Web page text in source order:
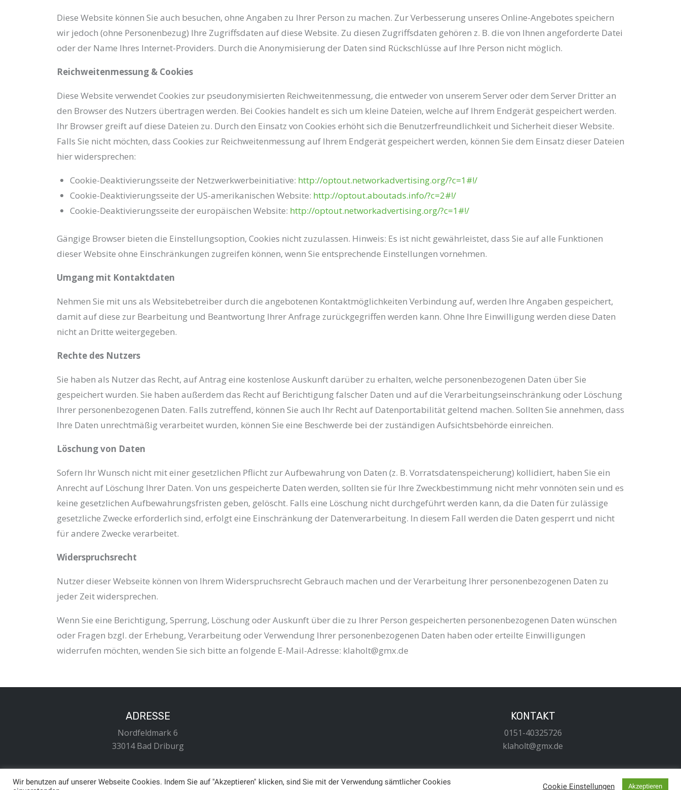
Diese Website können Sie auch besuchen, ohne Angaben zu Ihrer Person zu machen. Zur Verbesserung unseres Online-Angebotes speichern
wir jedoch (ohne Personenbezug) Ihre Zugriffsdaten auf diese Website. Zu diesen Zugriffsdaten gehören z. B. die von Ihnen angeforderte Datei
oder der Name Ihres Internet-Providers. Durch die Anonymisierung der Daten sind Rückschlüsse auf Ihre Person nicht möglich.
Reichweitenmessung & Cookies
Diese Website verwendet Cookies zur pseudonymisierten Reichweitenmessung, die entweder von unserem Server oder dem Server Dritter an
den Browser des Nutzers übertragen werden. Bei Cookies handelt es sich um kleine Dateien, welche auf Ihrem Endgerät gespeichert werden.
Ihr Browser greift auf diese Dateien zu. Durch den Einsatz von Cookies erhöht sich die Benutzerfreundlichkeit und Sicherheit dieser Website.
Falls Sie nicht möchten, dass Cookies zur Reichweitenmessung auf Ihrem Endgerät gespeichert werden, können Sie dem Einsatz dieser Dateien
hier widersprechen:
Cookie-Deaktivierungsseite der Netzwerkwerbeinitiative: http://optout.networkadvertising.org/?c=1#!/
Cookie-Deaktivierungsseite der US-amerikanischen Website: http://optout.aboutads.info/?c=2#!/
Cookie-Deaktivierungsseite der europäischen Website: http://optout.networkadvertising.org/?c=1#!/
Gängige Browser bieten die Einstellungsoption, Cookies nicht zuzulassen. Hinweis: Es ist nicht gewährleistet, dass Sie auf alle Funktionen
dieser Website ohne Einschränkungen zugreifen können, wenn Sie entsprechende Einstellungen vornehmen.
Umgang mit Kontaktdaten
Nehmen Sie mit uns als Websitebetreiber durch die angebotenen Kontaktmöglichkeiten Verbindung auf, werden Ihre Angaben gespeichert,
damit auf diese zur Bearbeitung und Beantwortung Ihrer Anfrage zurückgegriffen werden kann. Ohne Ihre Einwilligung werden diese Daten
nicht an Dritte weitergegeben.
Rechte des Nutzers
Sie haben als Nutzer das Recht, auf Antrag eine kostenlose Auskunft darüber zu erhalten, welche personenbezogenen Daten über Sie
gespeichert wurden. Sie haben außerdem das Recht auf Berichtigung falscher Daten und auf die Verarbeitungseinschränkung oder Löschung
Ihrer personenbezogenen Daten. Falls zutreffend, können Sie auch Ihr Recht auf Datenportabilität geltend machen. Sollten Sie annehmen, dass
Ihre Daten unrechtmäßig verarbeitet wurden, können Sie eine Beschwerde bei der zuständigen Aufsichtsbehörde einreichen.
Löschung von Daten
Sofern Ihr Wunsch nicht mit einer gesetzlichen Pflicht zur Aufbewahrung von Daten (z. B. Vorratsdatenspeicherung) kollidiert, haben Sie ein
Anrecht auf Löschung Ihrer Daten. Von uns gespeicherte Daten werden, sollten sie für Ihre Zweckbestimmung nicht mehr vonnöten sein und es
keine gesetzlichen Aufbewahrungsfristen geben, gelöscht. Falls eine Löschung nicht durchgeführt werden kann, da die Daten für zulässige
gesetzliche Zwecke erforderlich sind, erfolgt eine Einschränkung der Datenverarbeitung. In diesem Fall werden die Daten gesperrt und nicht
für andere Zwecke verarbeitet.
Widerspruchsrecht
Nutzer dieser Webseite können von Ihrem Widerspruchsrecht Gebrauch machen und der Verarbeitung Ihrer personenbezogenen Daten zu
jeder Zeit widersprechen.
Wenn Sie eine Berichtigung, Sperrung, Löschung oder Auskunft über die zu Ihrer Person gespeicherten personenbezogenen Daten wünschen
oder Fragen bzgl. der Erhebung, Verarbeitung oder Verwendung Ihrer personenbezogenen Daten haben oder erteilte Einwilligungen
widerrufen möchten, wenden Sie sich bitte an folgende E-Mail-Adresse: klaholt@gmx.de
ADRESSE
Nordfeldmark 6
33014 Bad Driburg
KONTAKT
0151-40325726
klaholt@gmx.de
Wir benutzen auf unserer Webseite Cookies. Indem Sie auf "Akzeptieren" klicken, sind Sie mit der Verwendung sämtlicher Cookies
Cookie Einstellungen Akzeptieren